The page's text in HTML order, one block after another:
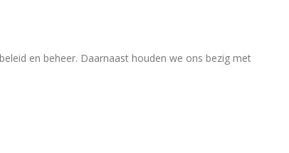
en beheer. Daarnaast houden we ons bezig met